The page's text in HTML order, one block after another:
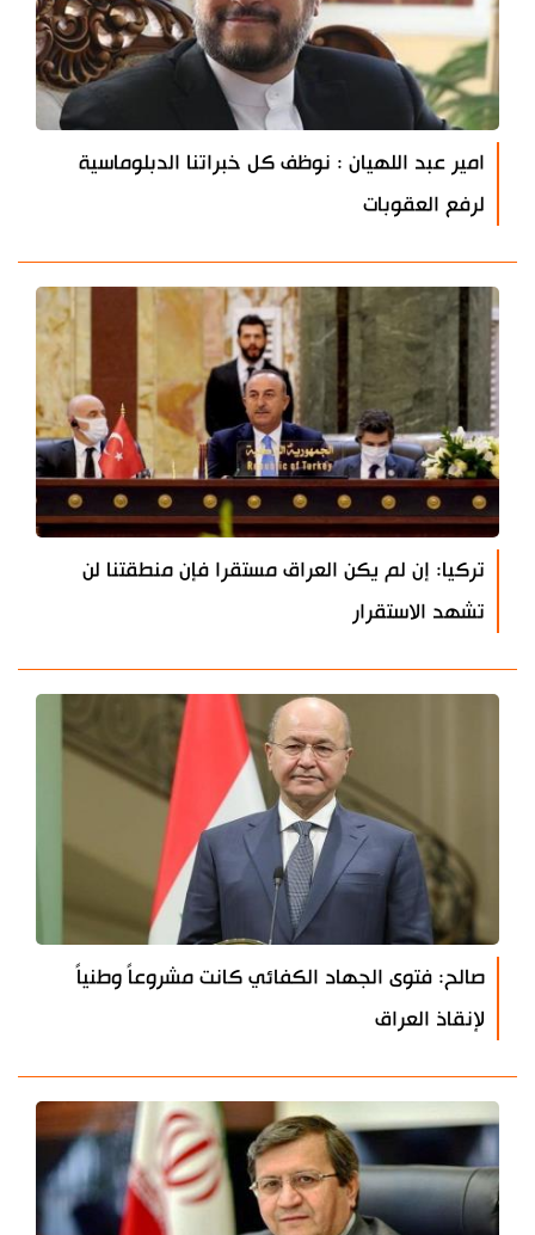
امير عبد اللهيان : نوظف كل خبراتنا الدبلوماسية
لرفع العقوبات
تركيا: إن لم يكن العراق مستقرا فإن منطقتنا لن
تشهد الاستقرار
صالح: فتوى الجهاد الكفائي كانت مشروعاً وطنياً
لإنقاذ العراق